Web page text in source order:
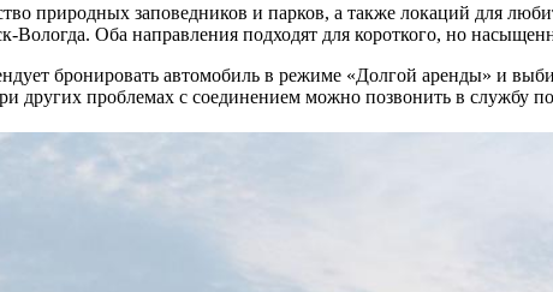
природных заповедников и парков, а также локаций для
Оба направления подходят для короткого, но
бронировать автомобиль в режиме «Долгой аренды» и
других проблемах с соединением можно позвонить в службу